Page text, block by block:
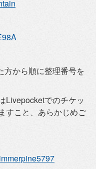
方から順に整理番号を
Livepocketでのチケッ
こと、 あらかじめご